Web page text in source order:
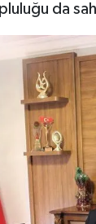
da